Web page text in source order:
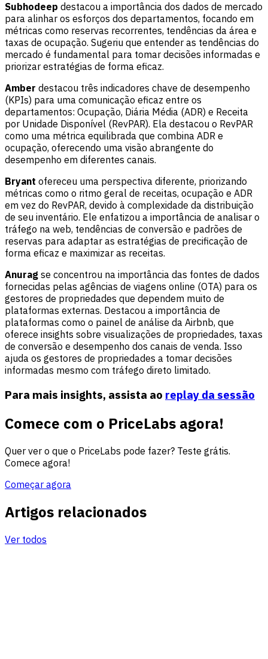
Subhodeep destacou a importância dos dados de mercado
para alinhar os esforços dos departamentos, focando em
métricas como reservas recorrentes, tendências da área e
taxas de ocupação. Sugeriu que entender as tendências do
mercado é fundamental para tomar decisões informadas e
priorizar estratégias de forma eficaz.
Amber destacou três indicadores chave de desempenho
(KPIs) para uma comunicação eficaz entre os
departamentos: Ocupação, Diária Média (ADR) e Receita
por Unidade Disponível (RevPAR). Ela destacou o RevPAR
como uma métrica equilibrada que combina ADR e
ocupação, oferecendo uma visão abrangente do
desempenho em diferentes canais.
Bryant ofereceu uma perspectiva diferente, priorizando
métricas como o ritmo geral de receitas, ocupação e ADR
em vez do RevPAR, devido à complexidade da distribuição
de seu inventário. Ele enfatizou a importância de analisar o
tráfego na web, tendências de conversão e padrões de
reservas para adaptar as estratégias de precificação de
forma eficaz e maximizar as receitas.
Anurag se concentrou na importância das fontes de dados
fornecidas pelas agências de viagens online (OTA) para os
gestores de propriedades que dependem muito de
plataformas externas. Destacou a importância de
plataformas como o painel de análise da Airbnb, que
oferece insights sobre visualizações de propriedades, taxas
de conversão e desempenho dos canais de venda. Isso
ajuda os gestores de propriedades a tomar decisões
informadas mesmo com tráfego direto limitado.
Para mais insights, assista ao replay da sessão
Comece com o PriceLabs agora!
Quer ver o que o PriceLabs pode fazer? Teste grátis.
Comece agora!
Começar agora
Artigos relacionados
Ver todos